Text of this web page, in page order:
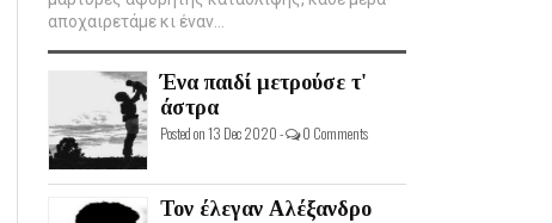
αποχαιρετάμε κι έναν...
Ένα παιδί μετρούσε τ'
άστρα
Posted on 13 Dec 2020 - 0 Comments
Τον έλεγαν Αλέξανδρο